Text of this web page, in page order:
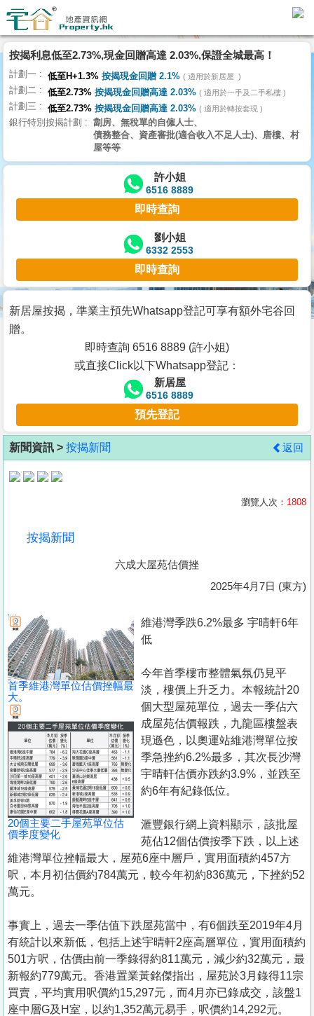
理
主
頁
搵
樓/
交
業
主
宅
谷
按
客
地
產
置
業
手
冊
關
於
我
們
按揭利息低至2.73%,現金回贈高達 2.03%,保證全城最高！
計劃一 低至H+1.3% 按揭現金回贈 2.1% 適用於新居屋
計劃二 低至2.73% 按揭現金回贈高達 2.03% 適用於一手及二手私樓
計劃三 低至2.73% 按揭現金回贈高達 2.03% 適用於轉按套現
銀行特別按揭計劃
劏房、無稅單的自僱人士、
債務整合、資產審批(適合收入不足人士)、唐樓、村
屋等等
許小姐
6516 8889
即時查詢
劉小姐
6332 2553
即時查詢
新居屋按揭，準業主預先Whatsapp登記可享有額外宅谷回
贈。
即時查詢 6516 8889 (許小姐)
或直接Click以下Whatsapp登記：
新居屋
6516 8889
預先登記
新聞資訊 > 按揭新聞 返回
瀏覽人次： 1808
按揭新聞
六成大屋苑估價挫
2025年4月7日 (東方)
首季維港灣單位估價挫幅最
大。
20個主要二手屋苑單位估
價季度變化
維港灣季跌6.2%最多 宇晴軒6年
低
今年首季樓市整體氣氛仍見平
淡，樓價上升乏力。本報統計20
個大型屋苑單位，過去一季佔六
成屋苑估價報跌，九龍區樓盤表
現遜色，以奧運站維港灣單位按
季急挫約6.2%最多，其次長沙灣
宇晴軒估價亦跌約3.9%，並跌至
約6年有紀錄低位。
滙豐銀行網上資料顯示，該批屋
苑佔12個估價按季下跌，以上述
維港灣單位挫幅最大，屋苑6座中層戶，實用面積約457方
呎，本月初估價約784萬元，較今年初約836萬元，下挫約52
萬元。
事實上，過去一季估值下跌屋苑當中，有6個跌至2019年4月
有統計以來新低，包括上述宇晴軒2座高層單位，實用面積約
501方呎，估價由前一季錄得約811萬元，減少約32萬元，最
新報約779萬元。香港置業黃銘傑指出，屋苑於3月錄得11宗
買賣，平均實用呎價約15,297元，而4月亦已錄成交，該盤1
座中層G及H室，以約1,352萬元易手，呎價約14,292元。